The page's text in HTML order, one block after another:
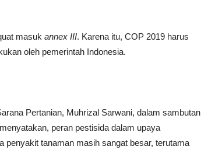
masuk annex III. Karena itu, COP 2019 harus
oleh pemerintah Indonesia.
Pertanian, Muhrizal Sarwani, dalam sambutan
peran pestisida dalam upaya
penyakit tanaman masih sangat besar, terutama